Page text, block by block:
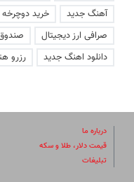
آهنگ جدید
خرید دوچرخه
صرافی ارز دیجیتال
دانلود اهنگ جدید
رزرو
درباره ما
قیمت دلار، طلا و سکه
تبلیغات